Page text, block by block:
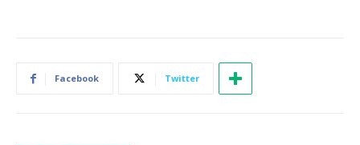
Facebook Twitter